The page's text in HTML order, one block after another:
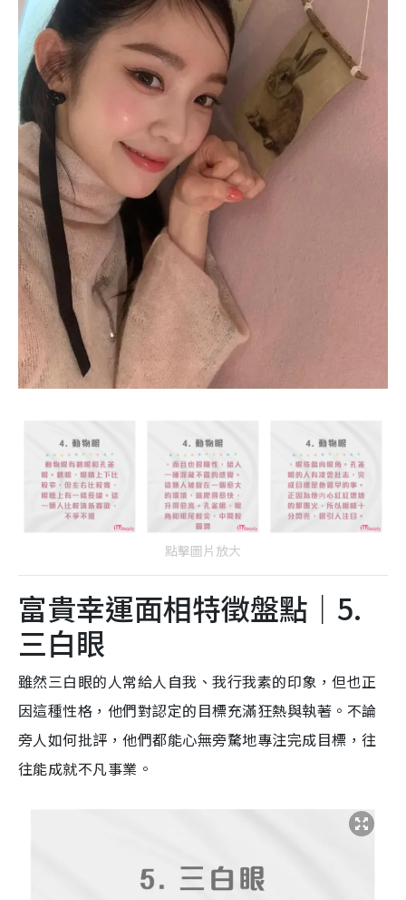
點擊圖片放大
富貴幸運面相特徵盤點｜5.
三白眼
雖然三白眼的人常給人自我、我行我素的印象，但也正
因這種性格，他們對認定的目標充滿狂熱與執著。不論
旁人如何批評，他們都能心無旁騖地專注完成目標，往
往能成就不凡事業。